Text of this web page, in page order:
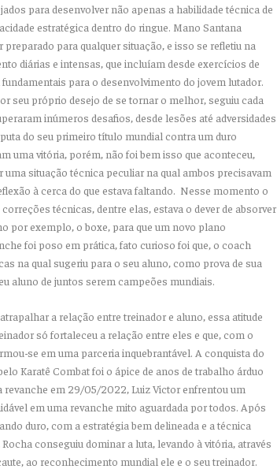
para desenvolver não apenas a habilidade técnica de
estratégica dentro do ringue. Mano Santana
para qualquer situação, e isso se refletiu na
diárias e intensas , que incluíam desde exercícios de
para o desenvolvimento do jovem lutador.
seu próprio desejo de se tornar o melhor, seguiu cada
inúmeros desafios, desde lesões até adversidades
do seu primeiro título mundial contra um duro
uma vitória, porém, não foi bem isso que aconteceu,
uma situação técnica peculiar na qual ambos precisavam
à cerca do que estava faltando. Nesse momento o
técnicas, dentre elas, estava o dever de absorver
por exemplo, o boxe, para que um novo plano
foi poso em prática, fato curioso foi que, o coach
na qual sugeriu para o seu aluno, como prova de sua
aluno de juntos serem campeões mundiais.
a relação entre treinador e aluno, essa atitude
só fortaleceu a relação entre eles e que,com o
-se em uma parceria inquebrantável. A conquista do
Karatê Combatfoi o ápice de anos de trabalho árduo
revanche em 29/05/2022, Luiz Victor enfrentou um
em uma revanche mito aguardada por todos. Após
duro,com a estratégia bem delineada e a técnica
conseguiu dominar a luta, levando à vitória, através
ao reconhecimento mundial ele e o seu treinador.